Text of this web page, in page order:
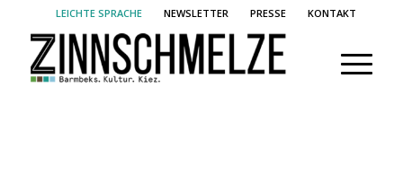
LEICHTE SPRACHE NEWSLETTER PRESSE KONTAKT